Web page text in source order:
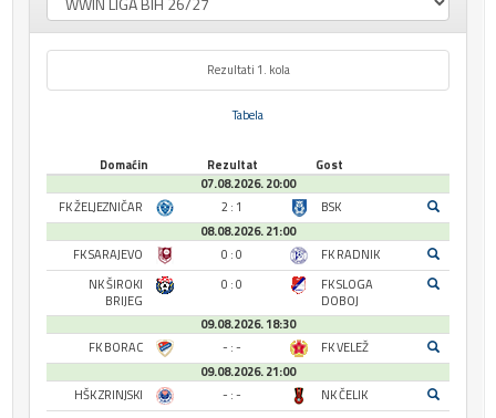
Rezultati 1. kola
Tabela
Domaćin Rezultat
Gost
07.08.2026. 20:00
FK ŽELJEZNIČAR
2 : 1
BSK
08.08.2026. 21:00
FK SARAJEVO
0 : 0
FK RADNIK
NK ŠIROKI
BRIJEG
0 : 0
FK SLOGA
DOBOJ
09.08.2026. 18:30
FK BORAC
- : -
FK VELEŽ
09.08.2026. 21:00
HŠK ZRINJSKI
- : - NK ČELIK